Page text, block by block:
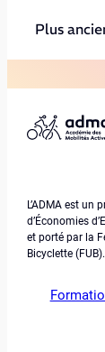
Plus
L’ADMA est
d’Économies
et porté par la
Bicyclette (FUB).